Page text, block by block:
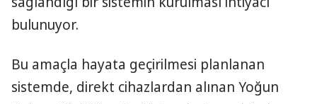
bulunuyor.
Bu amaçla hayata geçirilmesi planlanan
sistemde, direkt cihazlardan alınan Yoğun